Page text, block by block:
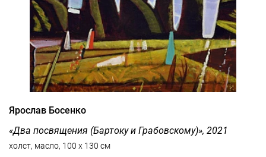
Ярослав Босенко
«Два посвящения (Бартоку и Грабовскому)», 2021
холст, масло, 100 x 130 см